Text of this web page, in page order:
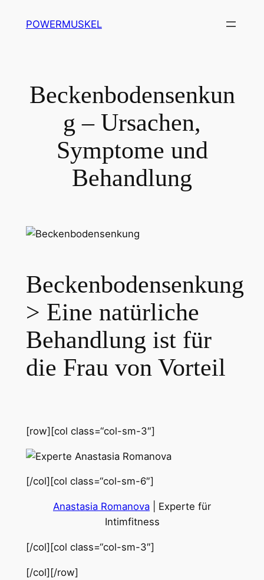
InhaltPOWERMUSKEL
Beckenbodensenkun
g – Ursachen,
Symptome und
Behandlung
Beckenbodensenkung
> Eine natürliche
Behandlung ist für
die Frau von Vorteil
[row][col class=“col-sm-3″]
[/col][col class=“col-sm-6″]
Anastasia Romanova | Experte für
Intimfitness
[/col][col class=“col-sm-3″]
[/col][/row]